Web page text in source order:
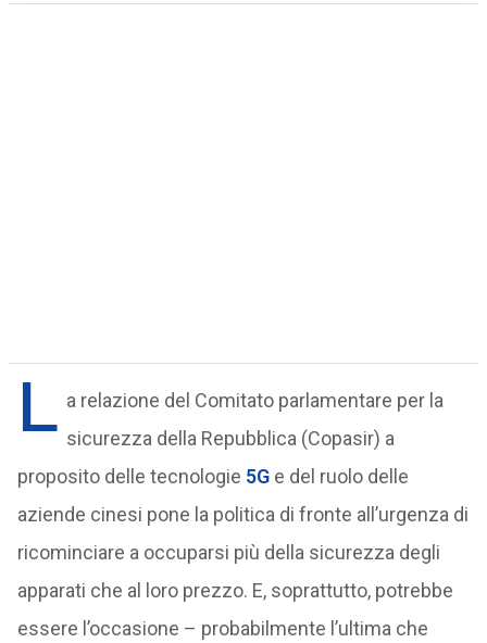
L a relazione del Comitato parlamentare per la
sicurezza della Repubblica (Copasir) a
proposito delle tecnologie 5G e del ruolo delle
aziende cinesi pone la politica di fronte all’urgenza di
ricominciare a occuparsi più della sicurezza degli
apparati che al loro prezzo. E, soprattutto, potrebbe
essere l’occasione – probabilmente l’ultima che